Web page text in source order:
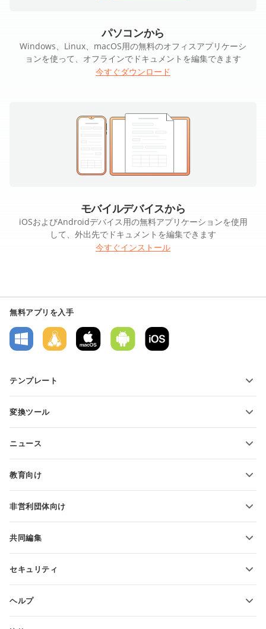
パソコンから
Windows、Linux、macOS用の無料のオフィスアプリケーシ
ョンを使って、オフラインでドキュメントを編集できます
今すぐダウンロード
モバイルデバイスから
iOSおよびAndroidデバイス用の無料アプリケーションを使用
して、外出先でドキュメントを編集できます
今すぐインストール
無料アプリを入手
テンプレート
テキスト文書テンプレート
変換ツール
スプレッドシートの変換
PDFの変換
ニュース
教育向け
教育関係者向け
非営利団体向け
無料アカウントをリクエスト
共同編集
翻訳者向け
セキュリティ
ヘルプ